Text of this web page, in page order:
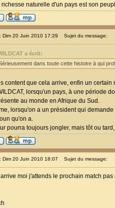
naturelle d'un pays est son
Dim 20 Juin 2010 17:29 Sujet du message:
a écrit:
dans toute cette histoire à qui
content que cela arrive, enfin un certain
lorsqu'un pays, à une période
au monde en Afrique du Sud.
lorsqu'on a un président qui
qu'on a.
pourra toujours jongler, mais tôt ou
Dim 20 Juin 2010 18:07 Sujet du message:
moi j'attends le prochain match